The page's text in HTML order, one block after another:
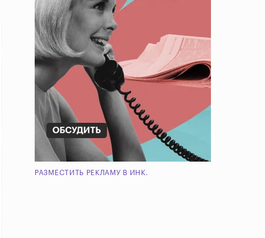
РАЗМЕСТИТЬ РЕКЛАМУ В ИНК.